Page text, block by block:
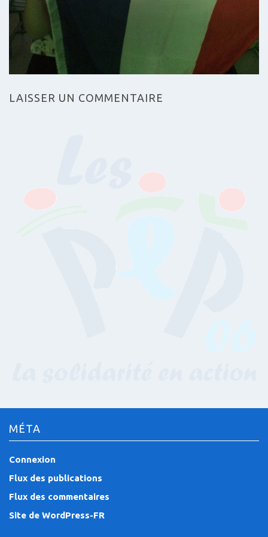
LAISSER UN COMMENTAIRE
MÉTA
Connexion
Flux des publications
Flux des commentaires
Site de WordPress-FR